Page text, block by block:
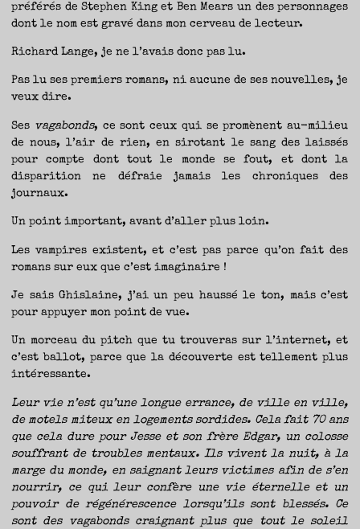
préférés de Stephen King et Ben Mears un des personnages
dont le nom est gravé dans mon cerveau de lecteur.
Richard Lange, je ne l’avais donc pas lu.
Pas lu ses premiers romans, ni aucune de ses nouvelles, je
veux dire.
Ses vagabonds, ce sont ceux qui se promènent au-milieu
de nous, l’air de rien, en sirotant le sang des laissés
pour compte dont tout le monde se fout, et dont la
disparition ne défraie jamais les chroniques des
journaux.
Un point important, avant d’aller plus loin.
Les vampires existent, et c’est pas parce qu’on fait des
romans sur eux que c’est imaginaire !
Je sais Ghislaine, j’ai un peu haussé le ton, mais c’est
pour appuyer mon point de vue.
Un morceau du pitch que tu trouveras sur l’internet, et
c’est ballot, parce que la découverte est tellement plus
intéressante.
Leur vie n’est qu’une longue errance, de ville en ville,
de motels miteux en logements sordides. Cela fait 70 ans
que cela dure pour Jesse et son frère Edgar, un colosse
souffrant de troubles mentaux. Ils vivent la nuit, à la
marge du monde, en saignant leurs victimes afin de s’en
nourrir, ce qui leur confère une vie éternelle et un
pouvoir de régénérescence lorsqu’ils sont blessés. Ce
sont des vagabonds craignant plus que tout le soleil